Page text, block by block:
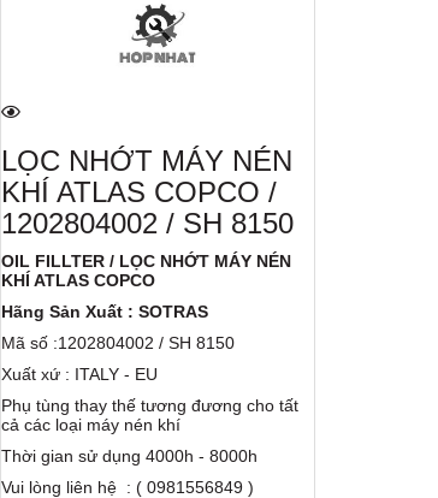
LỌC NHỚT MÁY NÉN
KHÍ ATLAS COPCO /
1202804002 / SH 8150
OIL FILLTER / LỌC NHỚT MÁY NÉN
KHÍ ATLAS COPCO
Hãng Sản Xuất : SOTRAS
Mã số :1202804002 / SH 8150
Xuất xứ : ITALY - EU
Phụ tùng thay thế tương đương cho tất
cả các loại máy nén khí
Thời gian sử dụng 4000h - 8000h
Vui lòng liên hệ : ( 0981556849 )